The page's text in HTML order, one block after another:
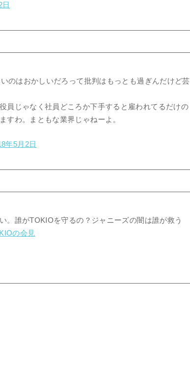
日
のはおかしいだろって批判はもっとも過ぎんだけど芸
員じゃなく社員どころか下手すると雇われてるだけの
すわ。まともな業界じゃねーよ。
年5月2日
。誰がTOKIOを守るの？ジャニーズの闇は誰が救う
の会見